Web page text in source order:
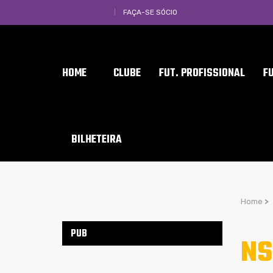
FAÇA-SE SÓCIO
HOME CLUBE FUT. PROFISSIONAL
BILHETEIRA
Home >
PUB